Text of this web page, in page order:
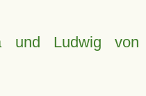
und Ludwig von